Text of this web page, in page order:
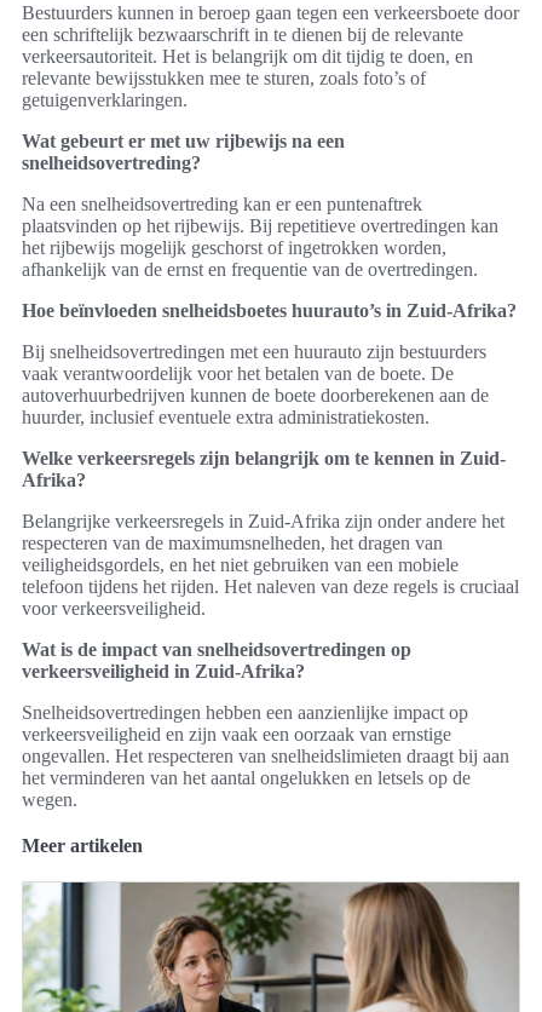
Bestuurders kunnen in beroep gaan tegen een verkeersboete door
een schriftelijk bezwaarschrift in te dienen bij de relevante
verkeersautoriteit. Het is belangrijk om dit tijdig te doen, en
relevante bewijsstukken mee te sturen, zoals foto’s of
getuigenverklaringen.
Wat gebeurt er met uw rijbewijs na een
snelheidsovertreding?
Na een snelheidsovertreding kan er een puntenaftrek
plaatsvinden op het rijbewijs. Bij repetitieve overtredingen kan
het rijbewijs mogelijk geschorst of ingetrokken worden,
afhankelijk van de ernst en frequentie van de overtredingen.
Hoe beïnvloeden snelheidsboetes huurauto’s in Zuid-Afrika?
Bij snelheidsovertredingen met een huurauto zijn bestuurders
vaak verantwoordelijk voor het betalen van de boete. De
autoverhuurbedrijven kunnen de boete doorberekenen aan de
huurder, inclusief eventuele extra administratiekosten.
Welke verkeersregels zijn belangrijk om te kennen in Zuid-
Afrika?
Belangrijke verkeersregels in Zuid-Afrika zijn onder andere het
respecteren van de maximumsnelheden, het dragen van
veiligheidsgordels, en het niet gebruiken van een mobiele
telefoon tijdens het rijden. Het naleven van deze regels is cruciaal
voor verkeersveiligheid.
Wat is de impact van snelheidsovertredingen op
verkeersveiligheid in Zuid-Afrika?
Snelheidsovertredingen hebben een aanzienlijke impact op
verkeersveiligheid en zijn vaak een oorzaak van ernstige
ongevallen. Het respecteren van snelheidslimieten draagt bij aan
het verminderen van het aantal ongelukken en letsels op de
wegen.
Meer artikelen